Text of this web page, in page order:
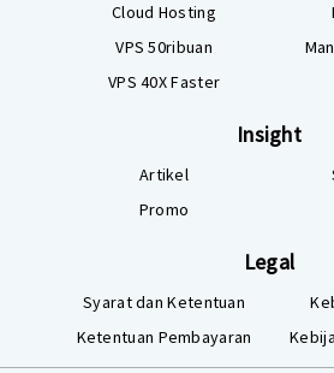
Cloud Hosting
VPS 50ribuan
VPS 40X Faster
Insight
Artikel
Promo
Legal
Syarat dan Ketentuan
Ketentuan Pembayaran